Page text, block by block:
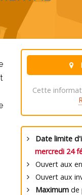
Cette
Date limite
mercredi 24
Ouvert aux
Ouvert aux
Maximumde